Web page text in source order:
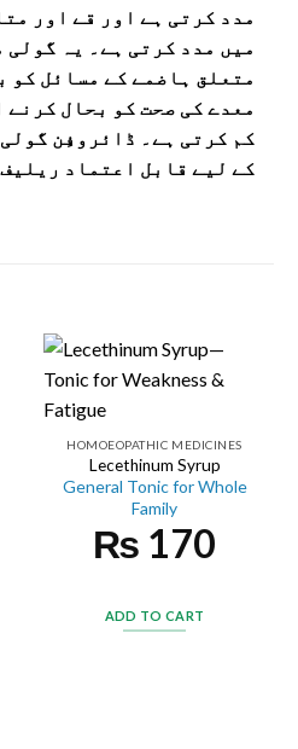
مدد کرتی ہے اور قے اور
میں مدد کرتی ہے۔ یہ
متعلق ہاضمے کے مسائل کو
معدے کی صحت کو بحال کرنے
کم کرتی ہے۔ ڈائروفِن
کے لیے قابل اعتماد
HOMOEOPATHIC MEDICINES
Lecethinum Syrup
General Tonic for Whole
Family
₨ 170
ADD TO CART